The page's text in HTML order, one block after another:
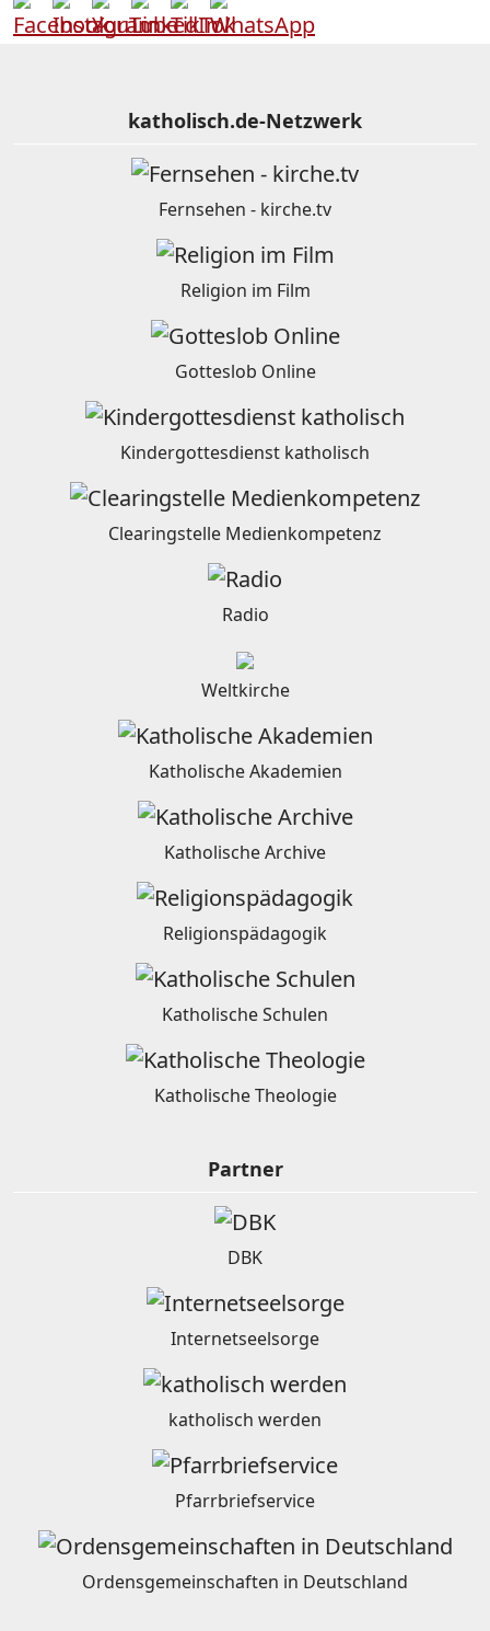
katholisch.de-Netzwerk
Fernsehen - kirche.tv
Religion im Film
Gotteslob Online
Kindergottesdienst katholisch
Clearingstelle Medienkompetenz
Radio
Weltkirche
Katholische Akademien
Katholische Archive
Religionspädagogik
Katholische Schulen
Katholische Theologie
Partner
DBK
Internetseelsorge
katholisch werden
Pfarrbriefservice
Ordensgemeinschaften in Deutschland